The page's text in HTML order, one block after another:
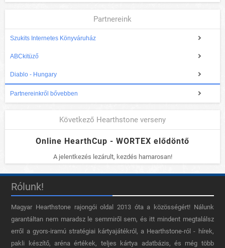
Partnereink
Szukits Internetes Könyváruház
ABCkitüző
Diablo - Hungary
Partnereinkről bővebben
Következő Hearthstone verseny
Online HearthCup - WORTEX elődöntő
A jelentkezés lezárult, kezdés hamarosan!
Rólunk!
Magyar Hearthstone​ rajongói oldal 2013 óta a közösségért! Nálunk
garantáltan nem maradsz le semmiről sem, és itt mindent megtalálsz
erről a gyors-iramú stratégiai kártyajátékról, a Hearthstone-ról - hírek,
pakli készítő, aréna értékek, teljes kártya adatbázis, és még több